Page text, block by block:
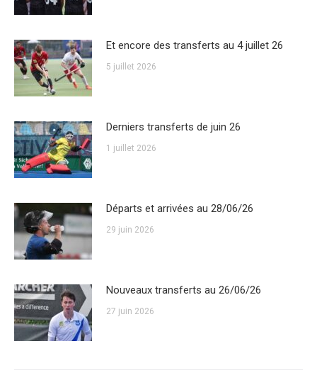
Et encore des transferts au 4 juillet 26
5 juillet 2026
Derniers transferts de juin 26
1 juillet 2026
Départs et arrivées au 28/06/26
29 juin 2026
Nouveaux transferts au 26/06/26
27 juin 2026